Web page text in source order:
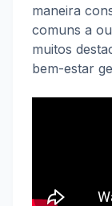
maneira
comuns a
muitos
bem-estar